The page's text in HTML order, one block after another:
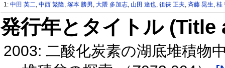
1:中田 英二 ,中西 繁隆 ,塚本 勝男 ,大隈 多加志 山田 達也 ,徂徠 正夫 ,斉藤 晃生 ,桂
発行年とタイトル
2003: 二酸化炭素の湖底堆積物